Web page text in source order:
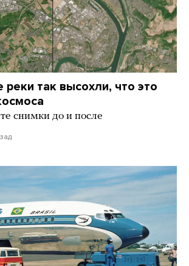
реки так высохли, что это
снимки до и после